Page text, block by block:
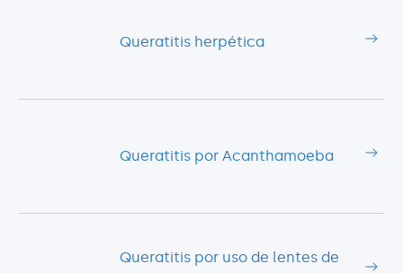
Queratitis herpética
Queratitis por Acanthamoeba
Queratitis por uso de lentes de